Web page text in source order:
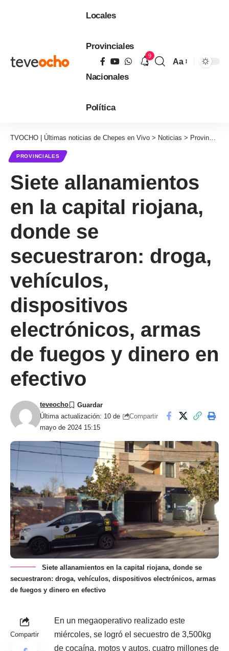
Locales
Provinciales
Nacionales
Política
9
Aa
TVOCHO | Últimas noticias de Chepes en Vivo > Noticias > Provinciales
PROVINCIALES
Siete allanamientos
en la capital riojana,
donde se
secuestraron: droga,
vehículos,
dispositivos
electrónicos, armas
de fuegos y dinero en
efectivo
Última actualización: 10 de
mayo de 2024 15:15
teveocho
Compartir
Siete allanamientos en la capital riojana, donde se
secuestraron: droga, vehículos, dispositivos electrónicos, armas
de fuegos y dinero en efectivo
Compartir
En un megaoperativo realizado este
miércoles, se logró el secuestro de 3,500kg
de cocaína, motos y autos, cuatro millones de